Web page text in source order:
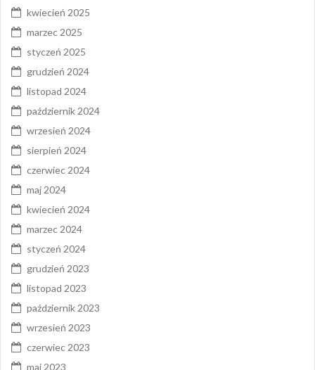
kwiecień 2025
marzec 2025
styczeń 2025
grudzień 2024
listopad 2024
październik 2024
wrzesień 2024
sierpień 2024
czerwiec 2024
maj 2024
kwiecień 2024
marzec 2024
styczeń 2024
grudzień 2023
listopad 2023
październik 2023
wrzesień 2023
czerwiec 2023
maj 2023